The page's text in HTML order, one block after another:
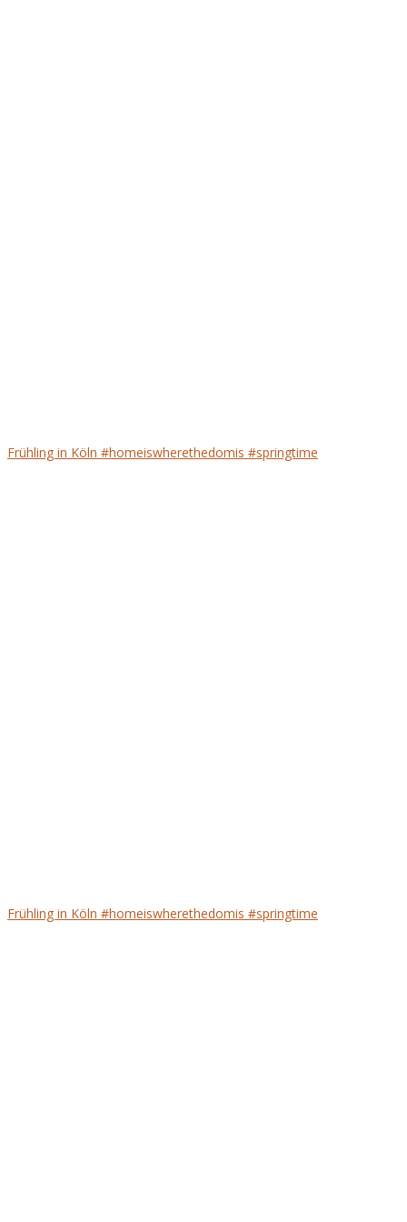
Frühling in Köln #homeiswherethedomis #springtime
Frühling in Köln #homeiswherethedomis #springtime